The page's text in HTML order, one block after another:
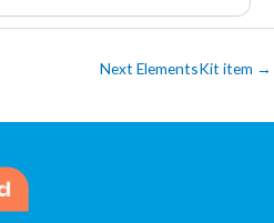
Next ElementsKit item →